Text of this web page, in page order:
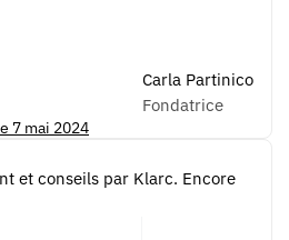
Carla Partinico
Fondatrice
7 mai 2024
et conseils par Klarc. Encore